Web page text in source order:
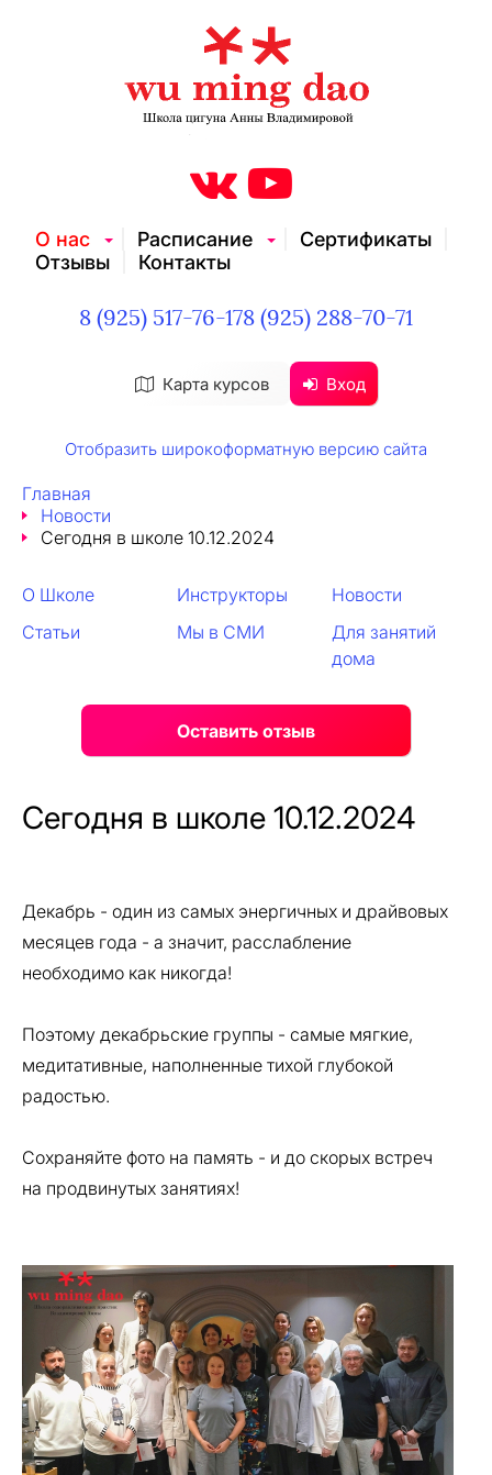
О нас Расписание
Сертификаты
Отзывы
Контакты
Карта курсов Вход
8 (925) 517-76-178 (925) 288-70-71
Отобразить широкоформатную версию сайта
Главная
Новости
Сегодня в школе 10.12.2024
О Школе Инструкторы
Новости
Статьи
Мы в СМИ
Для занятий
дома
Оставить отзыв
Сегодня в школе 10.12.2024
Декабрь - один из самых энергичных и драйвовых
месяцев года - а значит, расслабление
необходимо как никогда!
Поэтому декабрьские группы - самые мягкие,
медитативные, наполненные тихой глубокой
радостью.
Сохраняйте фото на память - и до скорых встреч
на продвинутых занятиях!